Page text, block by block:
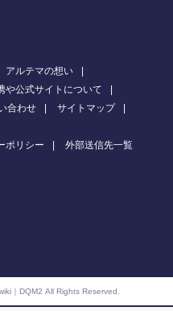
アルテマの想い
や公式サイトについて
合わせ
サイトマップ
ポリシー 外部送信先一覧
｜DQM2 All Rights Reserved.